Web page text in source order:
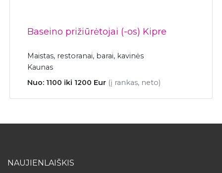
Baseino prižiūrėtojai (-os) Kipre
Maistas, restoranai, barai, kavinės
Kaunas
Nuo: 1100 iki 1200 Eur (į rankas, neto)
NAUJIENLAIŠKIS